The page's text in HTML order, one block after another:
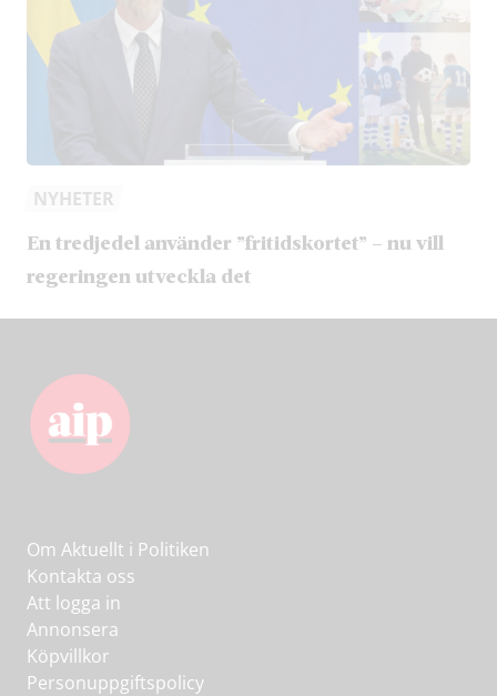
NYHETER
En tredjedel använder ”fritidskortet” – nu vill
regeringen utveckla det
Om Aktuellt i Politiken
Kontakta oss
Att logga in
Annonsera
Köpvillkor
Personuppgiftspolicy